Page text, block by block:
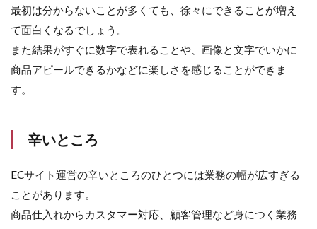
最初は分からないことが多くても、徐々にできることが増え
て面白くなるでしょう。
また結果がすぐに数字で表れることや、画像と文字でいかに
商品アピールできるかなどに楽しさを感じることができま
す。
辛いところ
ECサイト運営の辛いところのひとつには業務の幅が広すぎる
ことがあります。
商品仕入れからカスタマー対応、顧客管理など身につく業務